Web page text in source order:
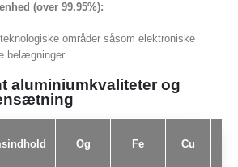
(over 99.95%):
områder såsom elektroniske
belægninger.
aluminiumkvaliteter og
Og Fe Cu